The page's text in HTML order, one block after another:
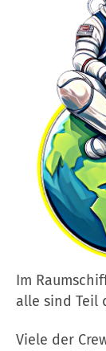
Im
alle sind Teil
Viele der